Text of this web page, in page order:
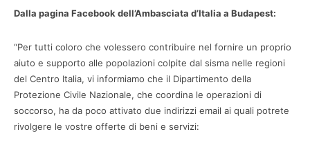
Dalla pagina Facebook dell’Ambasciata d’Italia a Budapest:
“Per tutti coloro che volessero contribuire nel fornire un proprio
aiuto e supporto alle popolazioni colpite dal sisma nelle regioni
del Centro Italia, vi informiamo che il Dipartimento della
Protezione Civile Nazionale, che coordina le operazioni di
soccorso, ha da poco attivato due indirizzi email ai quali potrete
rivolgere le vostre offerte di beni e servizi: